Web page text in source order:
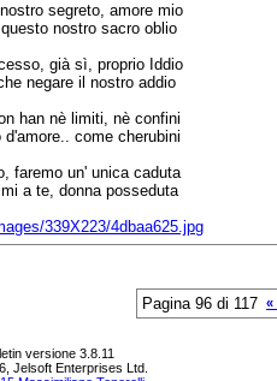
segreto, amore mio
nostro sacro oblio
già sì, proprio Iddio
negare il nostro addio
han nè limiti, nè confini
come cherubini
faremo un' unica caduta
a te, donna posseduta
339X223/4dbaa625.jpg
Pagina 96 di 117 «
versione 3.8.11
Jelsoft Enterprises Ltd.